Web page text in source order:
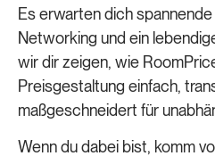
Es erwarten dich spannende
Networking und ein
wir dir zeigen, wie
Preisgestaltung einfach,
maßgeschneidert für
Wenn du dabei bist, komm